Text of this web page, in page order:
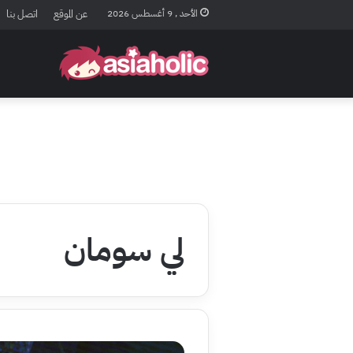
الأحد , 9 أغسطس 2026 عن الموقع اتصل بنا
لي سومان